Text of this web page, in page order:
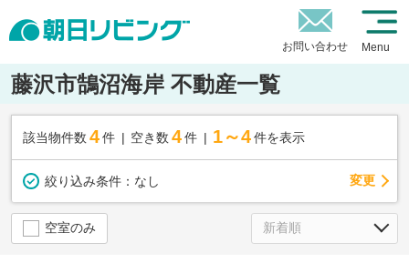
お問い合わせ Menu
藤沢市鵠沼海岸 不動産一覧
該当物件数 4件 空き数 4 件 1～4 件を表示
絞り込み条件： なし 変更
空室のみ